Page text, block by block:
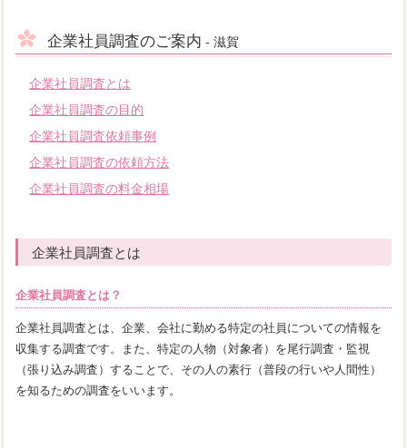
企業社員調査のご案内 - 滋賀
企業社員調査とは
企業社員調査の目的
企業社員調査依頼事例
企業社員調査の依頼方法
企業社員調査の料金相場
企業社員調査とは
企業社員調査とは？
企業社員調査とは、企業、会社に勤める特定の社員についての情報を
収集する調査です。また、特定の人物（対象者）を尾行調査・監視
（張り込み調査）することで、その人の素行（普段の行いや人間性）
を知るための調査をいいます。